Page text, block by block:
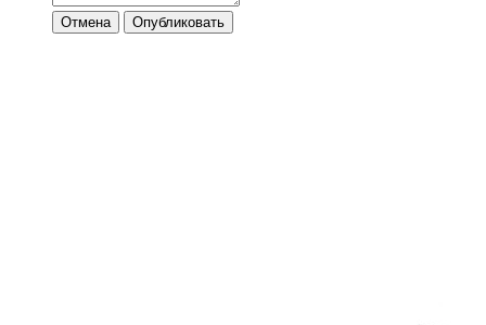
Отмена Опубликовать